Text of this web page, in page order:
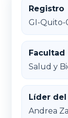
Registro
GI-Quito-
Facultad
Salud y
Líder
Andrea